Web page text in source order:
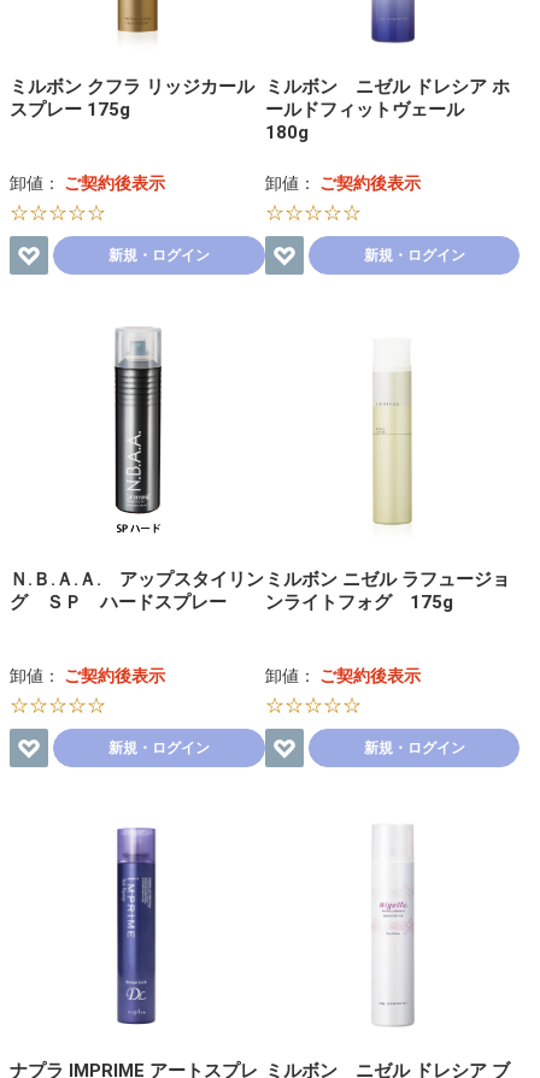
ミルボン クフラ リッジカール
スプレー 175g
卸値： ご契約後表示
☆☆☆☆☆
新規・ログイン
ミルボン ニゼル ドレシア ホ
ールドフィットヴェール
180g
卸値： ご契約後表示
☆☆☆☆☆
新規・ログイン
Ｎ.Ｂ.Ａ.Ａ. アップスタイリン
グ ＳＰ ハードスプレー
卸値： ご契約後表示
☆☆☆☆☆
新規・ログイン
ミルボン ニゼル ラフュージョ
ンライトフォグ 175g
卸値： ご契約後表示
☆☆☆☆☆
新規・ログイン
ナプラ IMPRIME アートスプレ ミルボン ニゼル ドレシア ブ